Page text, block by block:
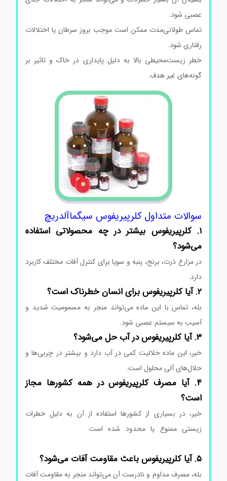
عصبی شود.
تماس طولانی‌مدت ممکن است موجب بروز سرطان یا اختلالات
رفتاری شود.
خطر زیست‌محیطی بالا به دلیل پایداری در خاک و تاثیر بر
گونه‌های غیر هدف.
سوالات متداول کلرپیریفوس سیگماآلدریچ
۱. کلرپیریفوس بیشتر در چه محصولاتی استفاده
می‌شود؟
در مزارع ذرت، برنج، پنبه و سویا برای کنترل آفات مختلف کاربرد
دارد.
بله، تماس با این ماده می‌تواند منجر به مسمومیت شدید و
آسیب به سیستم عصبی شود.
خیر، این ماده حلالیت کمی در آب دارد و بیشتر در چربی‌ها و
حلال‌های آلی محلول است.قیمت کلرپیریفوس سیگماآلدریچ
۴. آیا مصرف کلرپیریفوس در همه کشورها مجاز
است؟
خیر، در بسیاری از کشورها استفاده از آن به دلیل خطرات
زیستی ممنوع یا محدود شده است.فروش کلرپیریفوس
بله، مصرف مداوم و نادرست آن می‌تواند منجر به مقاومت آفات